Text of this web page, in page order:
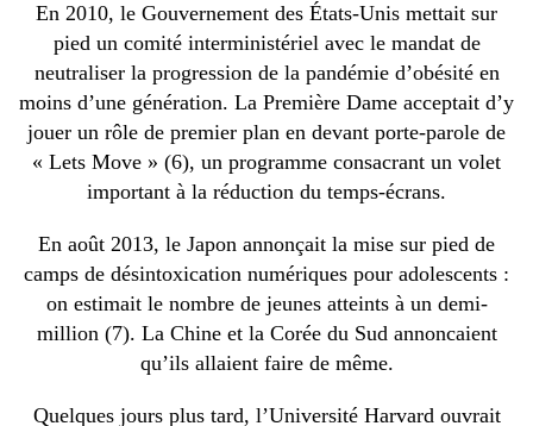
En 2010, le Gouvernement des États-Unis mettait sur
pied un comité interministériel avec le mandat de
neutraliser la progression de la pandémie d’obésité en
moins d’une génération. La Première Dame acceptait d’y
jouer un rôle de premier plan en devant porte-parole de
« Lets Move » (6), un programme consacrant un volet
important à la réduction du temps-écrans.
En août 2013, le Japon annonçait la mise sur pied de
camps de désintoxication numériques pour adolescents :
on estimait le nombre de jeunes atteints à un demi-
million (7). La Chine et la Corée du Sud annoncaient
qu’ils allaient faire de même.
Quelques jours plus tard, l’Université Harvard ouvrait